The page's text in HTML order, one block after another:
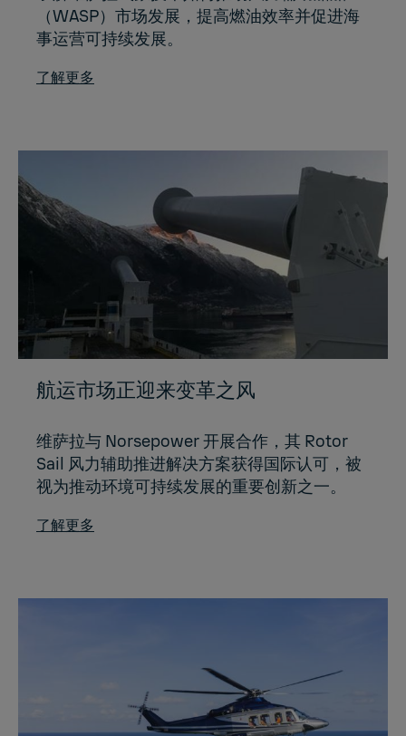
（WASP）市场发展，提高燃油效率并促进海
事运营可持续发展。
了解更多
航运市场正迎来变革之风
维萨拉与 Norsepower 开展合作，其 Rotor
Sail 风力辅助推进解决方案获得国际认可，被
视为推动环境可持续发展的重要创新之一。
了解更多